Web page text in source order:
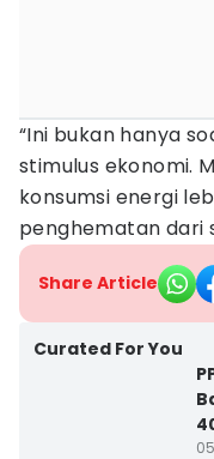
“Ini bukan hanya
stimulus ekonomi.
konsumsi energi
penghematan dari
Share Article
Curated For You